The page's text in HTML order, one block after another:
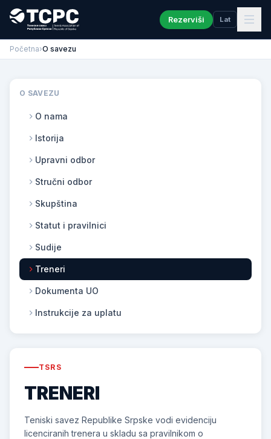
Rezerviši Lat
Početna›O savezu
O SAVEZU
O nama
Istorija
Upravni odbor
Stručni odbor
Skupština
Statut i pravilnici
Sudije
Treneri
Dokumenta UO
Instrukcije za uplatu
TSRS
TRENERI
Teniski savez Republike Srpske vodi evidenciju
licenciranih trenera u skladu sa pravilnikom o